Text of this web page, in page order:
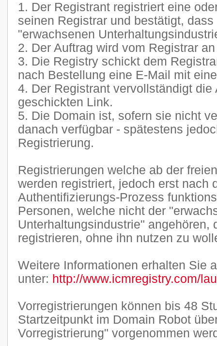
1. Der Registrant registriert eine
seinen Registrar und bestätigt,
"erwachsenen
2. Der Auftrag wird vom Registrar
3. Die Registry schickt dem
nach Bestellung eine E-Mail mit
4. Der Registrant vervollständigt
geschickten Link.
5. Die Domain ist, sofern sie nicht
danach verfügbar - spätestens
Registrierung.
Registrierungen welche ab der
werden registriert, jedoch erst nach
Authentifizierungs-Prozess
Personen, welche nicht der
Unterhaltungsindustrie" angehören,
registrieren, ohne ihn nutzen zu
Weitere Informationen erhalten Sie
unter: http://www.icmregistry.com/
Vorregistrierungen können bis 48
Startzeitpunkt im Domain Robot
Vorregistrierung" vorgenommen